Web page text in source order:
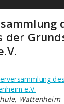
der
e.V.
Wattenheim